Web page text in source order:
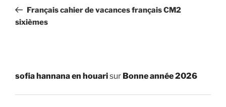
l’article
précédent
Français cahier de vacances français CM2
sixièmes
sofia hannana en houarisur Bonne année 2026